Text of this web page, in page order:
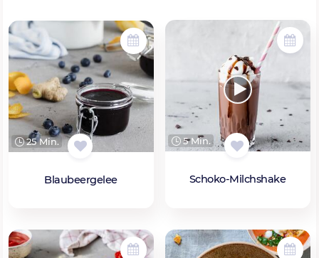
25 Min.
Blaubeergelee
5 Min.
Schoko-Milchshake